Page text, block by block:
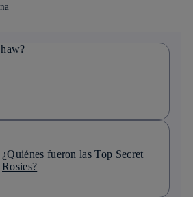
¿Quiénes fueron las Top Secret
Rosies?